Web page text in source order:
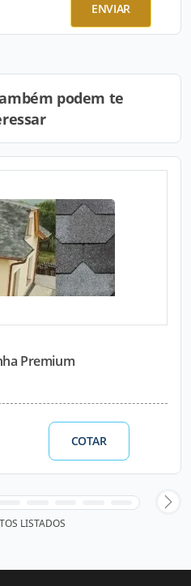
ENVIAR
podem te
Premium
COTAR
LISTADOS